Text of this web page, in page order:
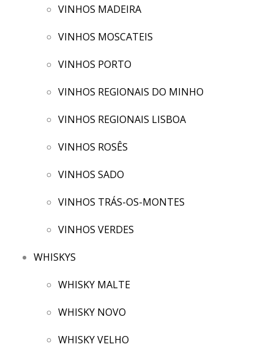
VINHOS MADEIRA
VINHOS MOSCATEIS
VINHOS PORTO
VINHOS REGIONAIS DO MINHO
VINHOS REGIONAIS LISBOA
VINHOS ROSÊS
VINHOS SADO
VINHOS TRÁS-OS-MONTES
VINHOS VERDES
WHISKYS
WHISKY MALTE
WHISKY NOVO
WHISKY VELHO